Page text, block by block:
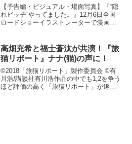
露！
【予告編・ビジュアル・場面写真】『“隠
れビッチ”やってました。』12月6日全国
ロードショーイラストレーターで漫画家
督により映画化した『“隠れビッチ”やって
ました。』より...
高畑充希と福士蒼汰が共演！『旅
猫リポート』ナナ(猫)の声に！
©2018「旅猫リポート」製作委員会 ©有
川浩/講談社有川浩作品の中でも1,2を争う
ほど評価の高く「旅猫リポート」が遂に